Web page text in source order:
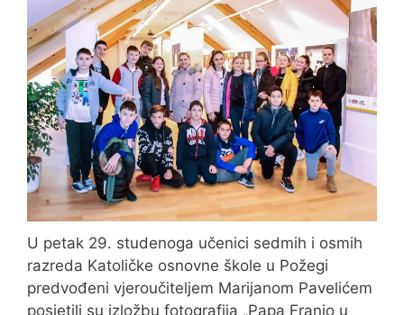
U petak 29. studenoga učenici sedmih i osmih
razreda Katoličke osnovne škole u Požegi
predvođeni vjeroučiteljem Marijanom Pavelićem
posjetili su izložbu fotografija „Papa Franjo u